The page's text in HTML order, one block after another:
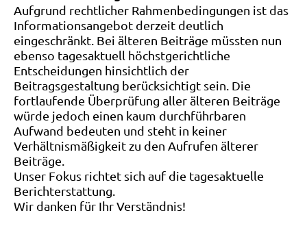
Aufgrund rechtlicher Rahmenbedingungen ist das
Informationsangebot derzeit deutlich
eingeschränkt. Bei älteren Beiträge müssten nun
ebenso tagesaktuell höchstgerichtliche
Entscheidungen hinsichtlich der
Beitragsgestaltung berücksichtigt sein. Die
fortlaufende Überprüfung aller älteren Beiträge
würde jedoch einen kaum durchführbaren
Aufwand bedeuten und steht in keiner
Verhältnismäßigkeit zu den Aufrufen älterer
Beiträge.
Unser Fokus richtet sich auf die tagesaktuelle
Berichterstattung.
Wir danken für Ihr Verständnis!